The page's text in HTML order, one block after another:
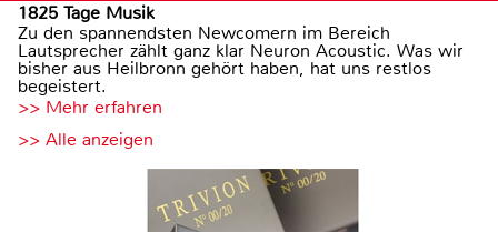
1825 Tage Musik
Zu den spannendsten Newcomern im Bereich
Lautsprecher zählt ganz klar Neuron Acoustic. Was wir
bisher aus Heilbronn gehört haben, hat uns restlos
begeistert.
>> Mehr erfahren
>> Alle anzeigen